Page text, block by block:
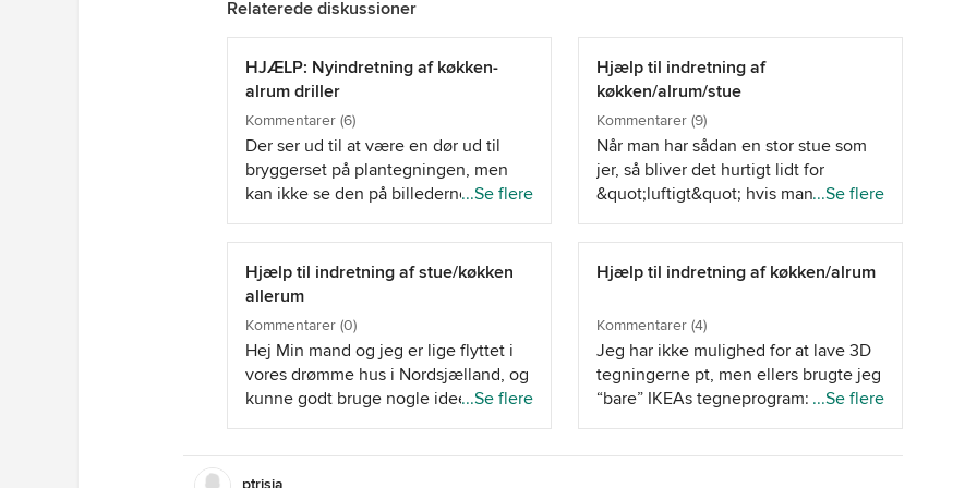
Det er lidt mere moderne, og letter jeres valg i forhold til emhætte/bordplade, da I kan
nøjes med standardstørrelser.
Relaterede diskussioner
HJÆLP: Nyindretning af køkken-
alrum driller
Kommentarer (6)
Der ser ud til at være en dør ud til
bryggerset på plantegningen, men
kan ikke se den på billederne. Hvis i
kan lukke af til den, vil i have mange
flere muligheder for at bygge om på
køkkenet. Her er nogle løsninger jeg
ville foreslå: 1) Højskabe på bryggers-
væg. I kan nøjes med 1 til køleskab, 2
til køl + ovn eller hele væggen fuld
(der så ville dække vinduerne). Det
ville tage noget bordplads, men til
gengæld give jer en hel væg med
opbevaringsplads. Den manglende
bordplads kunne kompenseres med
en køkkenø. Det ville fungere bedst
...Se flere
Hjælp til indretning af
køkken/alrum/stue
Kommentarer (9)
Når man har sådan en stor stue som
jer, så bliver det hurtigt lidt for
&quot;luftigt&quot; hvis man stiller
alle møblerne op ad væggen. Hvis i
vil noget af &quot;luften&quot; til livs
kunne i f.eks. dreje sofaen 90 grader,
Alternativt kunne i få nogle flere
sofaer/siddemøbler: En anden ting
jeg kan anbefale er en væg-lang reol
af en art. Det er en rigtig nem måde
at få en væg til at &quot;fylde&quot;
noget, samtidig med at man får en
flade hvor man kan udstille mere
...Se flere
Hjælp til indretning af stue/køkken
allerum
Kommentarer (0)
Hej Min mand og jeg er lige flyttet i
vores drømme hus i Nordsjælland, og
kunne godt bruge nogle ideer og
inspiration fra andre til indretning af
...Se flere
Hjælp til indretning af køkken/alrum
Kommentarer (4)
Jeg har ikke mulighed for at lave 3D
tegningerne pt, men ellers brugte jeg
“bare” IKEAs tegneprogram:
https://kitchenplanner.ikea.com/dk/UI/Pages/
...Se flere
ptrisja